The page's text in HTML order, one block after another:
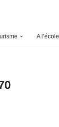
A l’école